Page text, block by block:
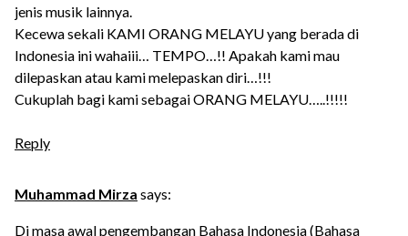
jenis musik lainnya.
Kecewa sekali KAMI ORANG MELAYU yang berada di
Indonesia ini wahaiii… TEMPO…!! Apakah kami mau
dilepaskan atau kami melepaskan diri…!!!
Cukuplah bagi kami sebagai ORANG MELAYU…..!!!!!
Reply
Muhammad Mirza says:
Di masa awal pengembangan Bahasa Indonesia (Bahasa